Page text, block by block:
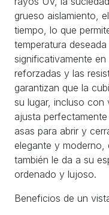
grueso aislamiento,
tiempo, lo que
temperatura
significativamente
reforzadas y las
garantizan que la
su lugar, incluso con
ajusta
asas para abrir y
elegante y moderno,
también le da a su
ordenado y lujoso.
Beneficios de un